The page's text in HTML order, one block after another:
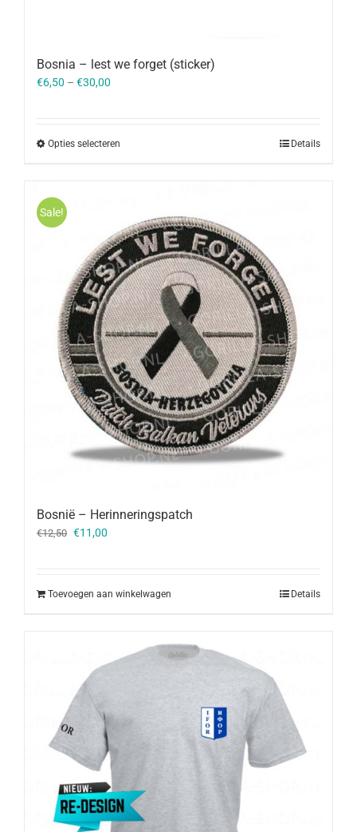
Bosnia – lest we forget (sticker)
€6,50 – €30,00
Opties selecteren Details
Sale!
Bosnië – Herinneringspatch
€12,50 Oorspronkelijke
€11,00
Toevoegen aan winkelwagen Details